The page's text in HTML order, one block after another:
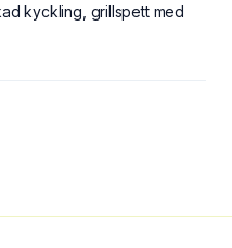
kyckling, grillspett med